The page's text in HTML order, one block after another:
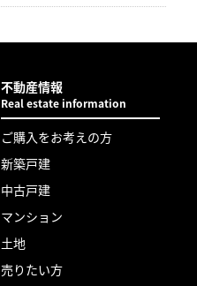
不動産情報
Real estate information
ご購入をお考えの方
新築戸建
中古戸建
マンション
土地
売りたい方